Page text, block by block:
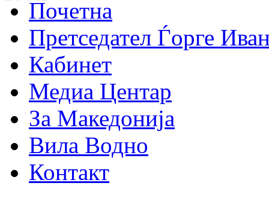
Почетна
Претседател Ѓорге
Кабинет
Медиа Центар
За Македонија
Вила Водно
Контакт